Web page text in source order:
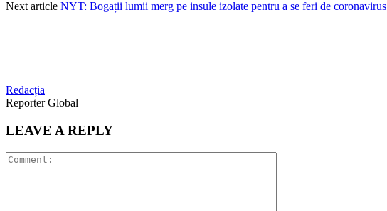
Next article NYT: Bogații lumii merg pe insule izolate pentru a se feri de coronavirus
Redacția
Reporter Global
LEAVE A REPLY